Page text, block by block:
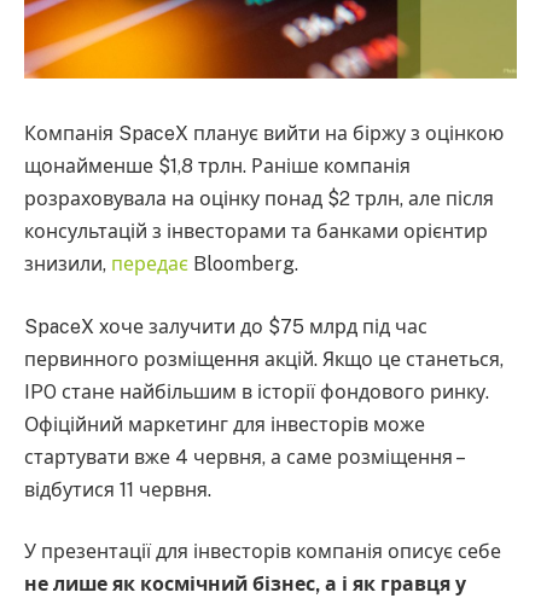
Компанія SpaceX планує вийти на біржу з оцінкою
щонайменше $1,8 трлн. Раніше компанія
розраховувала на оцінку понад $2 трлн, але після
консультацій з інвесторами та банками орієнтир
знизили, передає Bloomberg.
SpaceX хоче залучити до $75 млрд під час
первинного розміщення акцій. Якщо це станеться,
IPO стане найбільшим в історії фондового ринку.
Офіційний маркетинг для інвесторів може
стартувати вже 4 червня, а саме розміщення –
відбутися 11 червня.
У презентації для інвесторів компанія описує себе
не лише як космічний бізнес, а і як гравця у